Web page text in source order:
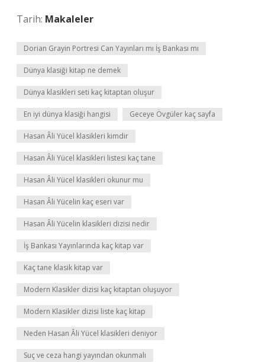
Tarih: Makaleler
Dorian Grayin Portresi Can Yayınları mı İş Bankası mı
Dünya klasiği kitap ne demek
Dünya klasikleri seti kaç kitaptan oluşur
En iyi dünya klasiği hangisi Geceye Övgüler kaç sayfa
Hasan Âli Yücel klasikleri kimdir
Hasan Âli Yücel klasikleri listesi kaç tane
Hasan Âli Yücel klasikleri okunur mu
Hasan Âli Yücelin kaç eseri var
Hasan Âli Yücelin klasikleri dizisi nedir
İş Bankası Yayınlarında kaç kitap var
Kaç tane klasik kitap var
Modern Klasikler dizisi kaç kitaptan oluşuyor
Modern Klasikler dizisi liste kaç kitap
Neden Hasan Âli Yücel klasikleri deniyor
Suç ve ceza hangi yayından okunmalı